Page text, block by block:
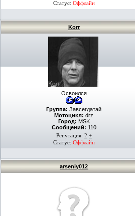
Статус: Оффлайн
Korr
Освоился
Группа: Завсегдатай
Мотоцикл: drz
Город: MSK
Сообщений: 110
Репутация: 2 ±
Статус: Оффлайн
arseniy012